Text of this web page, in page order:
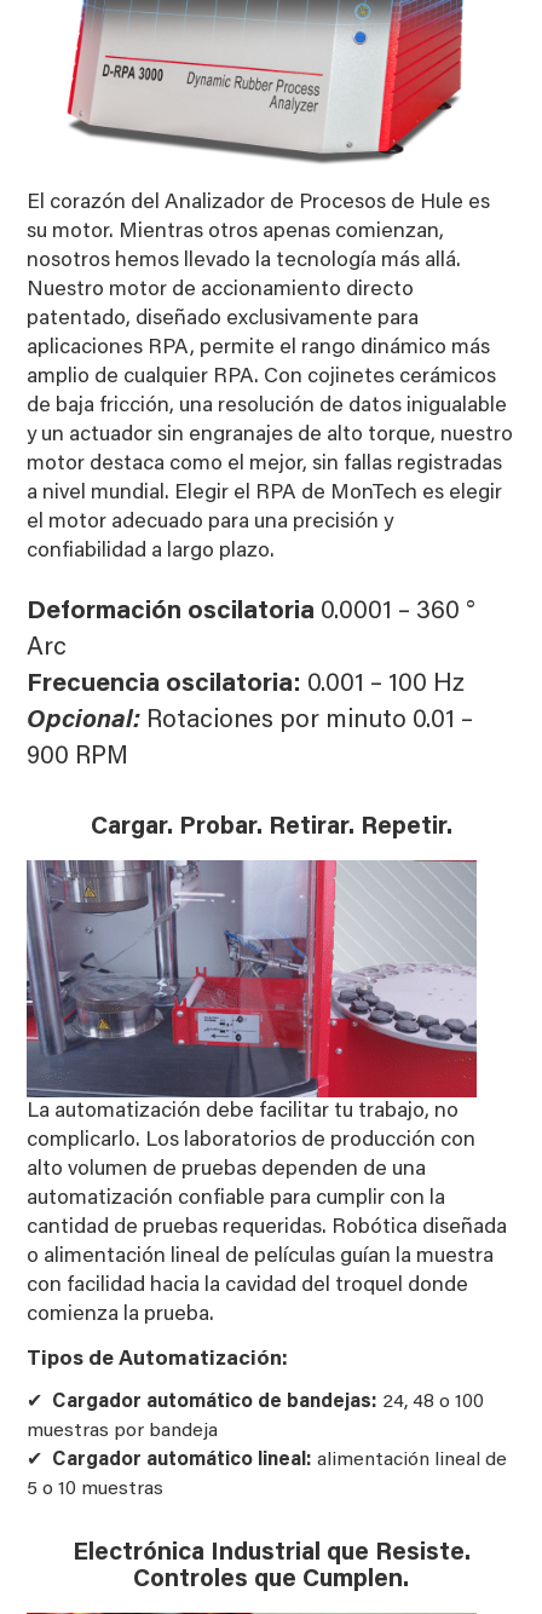
El corazón del Analizador de Procesos de Hule es
su motor. Mientras otros apenas comienzan,
nosotros hemos llevado la tecnología más allá.
Nuestro motor de accionamiento directo
patentado, diseñado exclusivamente para
aplicaciones RPA, permite el rango dinámico más
amplio de cualquier RPA. Con cojinetes cerámicos
de baja fricción, una resolución de datos inigualable
y un actuador sin engranajes de alto torque, nuestro
motor destaca como el mejor, sin fallas registradas
a nivel mundial. Elegir el RPA de MonTech es elegir
el motor adecuado para una precisión y
confiabilidad a largo plazo.
Deformación oscilatoria 0.0001 – 360 °
Arc
Frecuencia oscilatoria: 0.001 – 100 Hz
Opcional: Rotaciones por minuto 0.01 –
900 RPM
Cargar. Probar. Retirar. Repetir.
La automatización debe facilitar tu trabajo, no
complicarlo. Los laboratorios de producción con
alto volumen de pruebas dependen de una
automatización confiable para cumplir con la
cantidad de pruebas requeridas. Robótica diseñada
o alimentación lineal de películas guían la muestra
con facilidad hacia la cavidad del troquel donde
comienza la prueba.
Tipos de Automatización:
Cargador automático de bandejas: 24, 48 o 100
muestras por bandeja
Cargador automático lineal: alimentación lineal de
5 o 10 muestras
Electrónica Industrial que Resiste.
Controles que Cumplen.